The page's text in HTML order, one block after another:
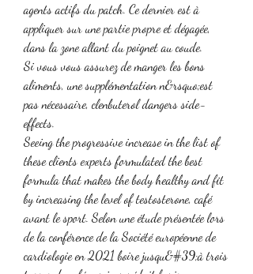
agents actifs du patch. Ce dernier est à
appliquer sur une partie propre et dégagée,
dans la zone allant du poignet au coude.
Si vous vous assurez de manger les bons
aliments, une supplémentation n&rsquo;est
pas nécessaire, clenbuterol dangers side-
effects.
Seeing the progressive increase in the list of
these clients experts formulated the best
formula that makes the body healthy and fit
by increasing the level of testosterone, café
avant le sport. Selon une étude présentée lors
de la conférence de la Société européenne de
cardiologie en 2021 boire jusqu&#39;à trois